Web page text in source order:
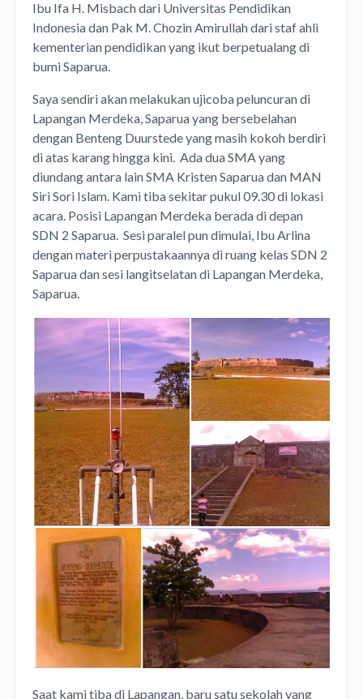
Ibu Ifa H. Misbach dari Universitas Pendidikan
Indonesia dan Pak M. Chozin Amirullah dari staf ahli
kementerian pendidikan yang ikut berpetualang di
bumi Saparua.
Saya sendiri akan melakukan ujicoba peluncuran di
Lapangan Merdeka, Saparua yang bersebelahan
dengan Benteng Duurstede yang masih kokoh berdiri
di atas karang hingga kini. Ada dua SMA yang
diundang antara lain SMA Kristen Saparua dan MAN
Siri Sori Islam. Kami tiba sekitar pukul 09.30 di lokasi
acara. Posisi Lapangan Merdeka berada di depan
SDN 2 Saparua. Sesi paralel pun dimulai, Ibu Arlina
dengan materi perpustakaannya di ruang kelas SDN 2
Saparua dan sesi langitselatan di Lapangan Merdeka,
Saparua.
Saat kami tiba di Lapangan, baru satu sekolah yang